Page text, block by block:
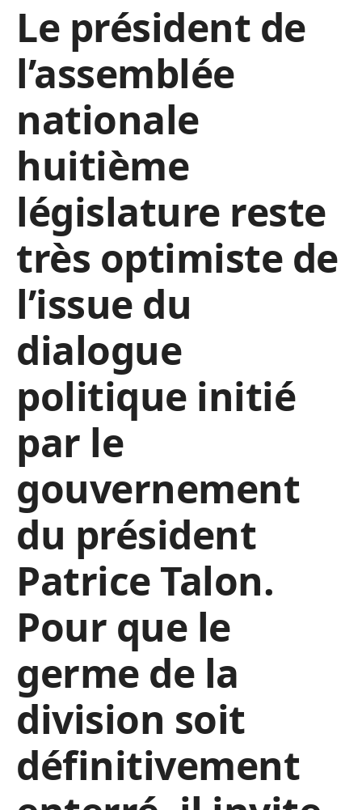
Le président de
l’assemblée
nationale
huitième
législature reste
très optimiste de
l’issue du
dialogue
politique initié
par le
gouvernement
du président
Patrice Talon.
Pour que le
germe de la
division soit
définitivement